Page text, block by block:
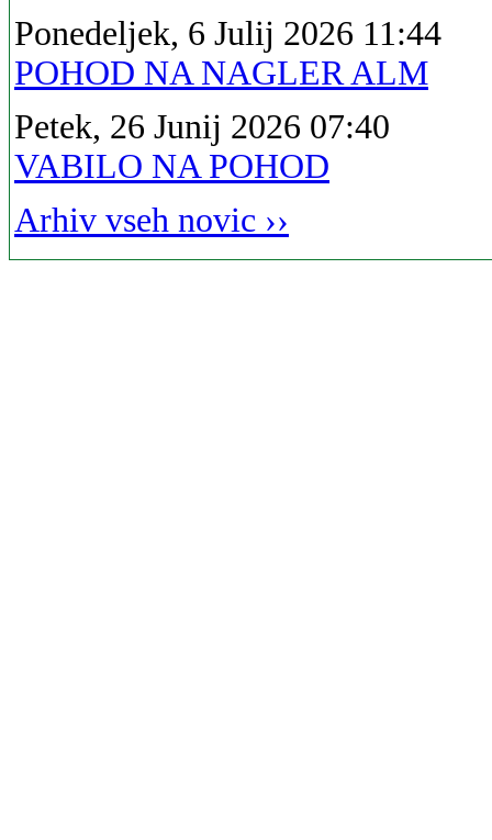
Ponedeljek, 6 Julij 2026 11:44
POHOD NA NAGLER ALM
Petek, 26 Junij 2026 07:40
VABILO NA POHOD
Arhiv vseh novic ››